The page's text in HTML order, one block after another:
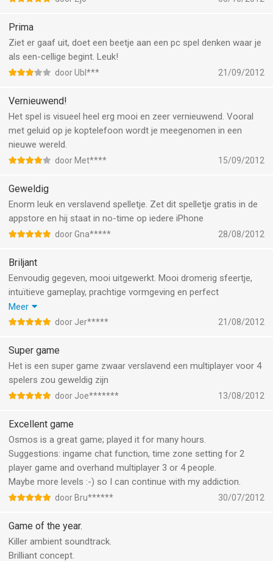
Prima
Ziet er gaaf uit, doet een beetje aan een pc spel denken waar je
als een-cellige begint. Leuk!
door Ubl*** 21/09/2012
Vernieuwend!
Het spel is visueel heel erg mooi en zeer vernieuwend. Vooral
met geluid op je koptelefoon wordt je meegenomen in een
nieuwe wereld.
door Met**** 15/09/2012
Geweldig
Enorm leuk en verslavend spelletje. Zet dit spelletje gratis in de
appstore en hij staat in no-time op iedere iPhone
door Gna***** 28/08/2012
Briljant
Eenvoudig gegeven, mooi uitgewerkt. Mooi dromerig sfeertje,
intuïtieve gameplay, prachtige vormgeving en perfect
bijpassende muziek. Verschrikkelijk verslavend bovendien. En nu
ook multiplayer, zowel via internet als met een andere iPhone of
Meer
door Jer***** 21/08/2012
Super game
Het is een super game zwaar verslavend een multiplayer voor 4
spelers zou geweldig zijn
door Joe******* 13/08/2012
Excellent game
Osmos is a great game; played it for many hours.
Suggestions: ingame chat function, time zone setting for 2
player game and overhand multiplayer 3 or 4 people.
Maybe more levels :-) so I can continue with my addiction.
door Bru****** 30/07/2012
Game of the year.
Killer ambient soundtrack.
Brilliant concept.